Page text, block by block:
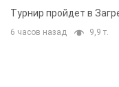
Европы
Турнир пройдет в
6 часов назад 9,9 т.